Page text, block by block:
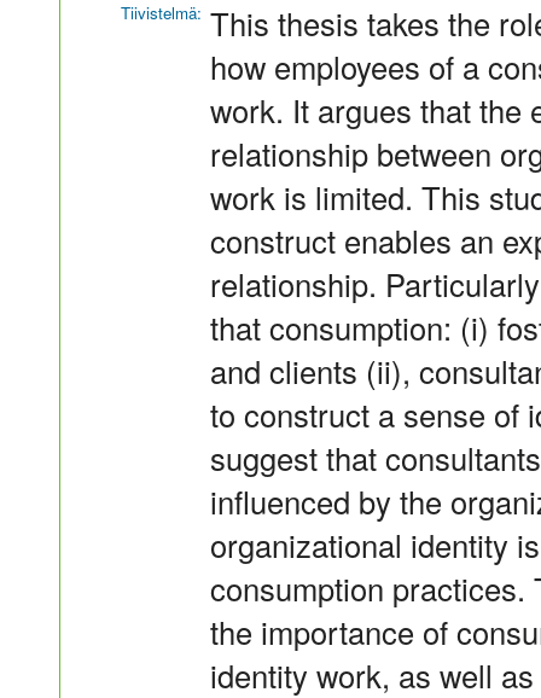
Tiivistelmä: This thesis takes the
how employees of a
work. It argues that the
relationship between
work is limited. This
construct enables an
relationship.
that consumption: (i)
and clients (ii),
to construct a sense of
suggest that
influenced by the
organizational identity
consumption
the importance of
identity work, as well